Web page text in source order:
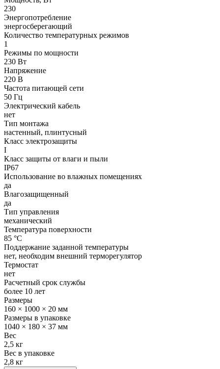
230
Энергопотребление
энергосберегающий
Количество температурных режимов
1
Режимы по мощности
230 Вт
Напряжение
220 В
Частота питающей сети
50 Гц
Электрический кабель
нет
Тип монтажа
настенный, плинтусный
Класс электрозащиты
I
Класс защиты от влаги и пыли
IP67
Использование во влажных помещениях
да
Влагозащищенный
да
Тип управления
механический
Температура поверхности
85 °С
Поддержание заданной температуры
нет, необходим внешний терморегулятор
Термостат
нет
Расчетный срок службы
более 10 лет
Размеры
160 × 1000 × 20 мм
Размеры в упаковке
1040 × 180 × 37 мм
Вес
2,5 кг
Вес в упаковке
2,8 кг